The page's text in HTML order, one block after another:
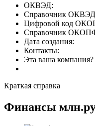
ОКВЭД:
Справочник
Цифровой код
Справочник
Дата создания:
Контакты:
Эта ваша компания?
Краткая справка
Финансы